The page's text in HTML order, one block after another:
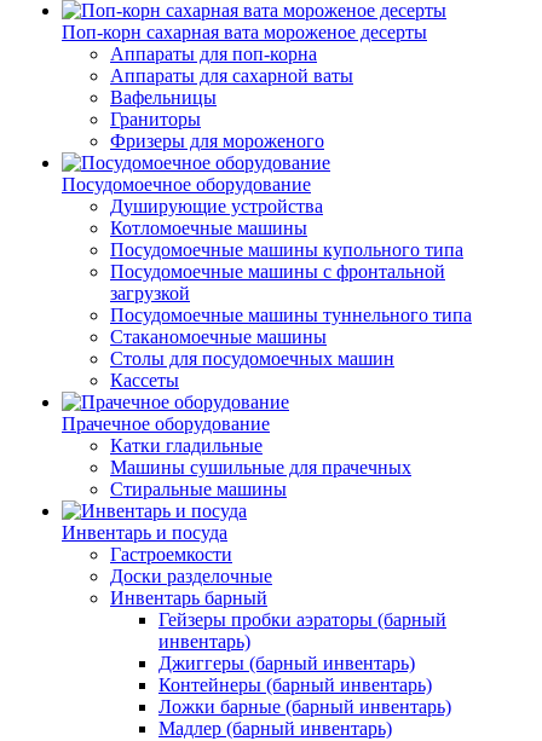
Поп-корн сахарная вата мороженое десерты
Аппараты для поп-корна
Аппараты для сахарной ваты
Вафельницы
Граниторы
Фризеры для мороженого
Посудомоечное оборудование
Душирующие устройства
Котломоечные машины
Посудомоечные машины купольного типа
Посудомоечные машины с фронтальной
загрузкой
Посудомоечные машины туннельного типа
Стаканомоечные машины
Столы для посудомоечных машин
Кассеты
Прачечное оборудование
Катки гладильные
Машины сушильные для прачечных
Стиральные машины
Инвентарь и посуда
Гастроемкости
Доски разделочные
Инвентарь барный
Гейзеры пробки аэраторы (барный
инвентарь)
Джиггеры (барный инвентарь)
Контейнеры (барный инвентарь)
Ложки барные (барный инвентарь)
Мадлер (барный инвентарь)